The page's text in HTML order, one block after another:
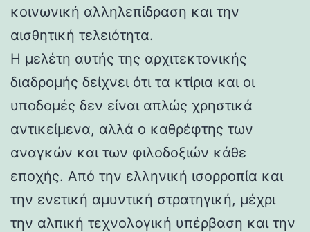
κοινωνική αλληλεπίδραση και την
αισθητική τελειότητα.
Η μελέτη αυτής της αρχιτεκτονικής
διαδρομής δείχνει ότι τα κτίρια και οι
υποδομές δεν είναι απλώς χρηστικά
αντικείμενα, αλλά ο καθρέφτης των
αναγκών και των φιλοδοξιών κάθε
εποχής. Από την ελληνική ισορροπία και
την ενετική αμυντική στρατηγική, μέχρι
την αλπική τεχνολογική υπέρβαση και την